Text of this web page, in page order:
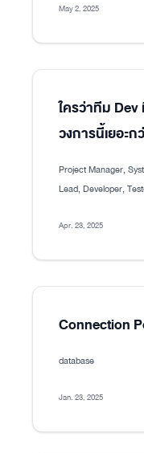
May 2, 2025
ใครว่าทีม
วงการนี้เยอะ
Project Manager,
Lead, Developer,
Apr. 23, 2025
Connection
database
Jan. 23, 2025